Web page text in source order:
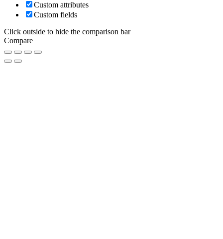
Custom attributes
Custom fields
Click outside to hide the comparison bar
Compare